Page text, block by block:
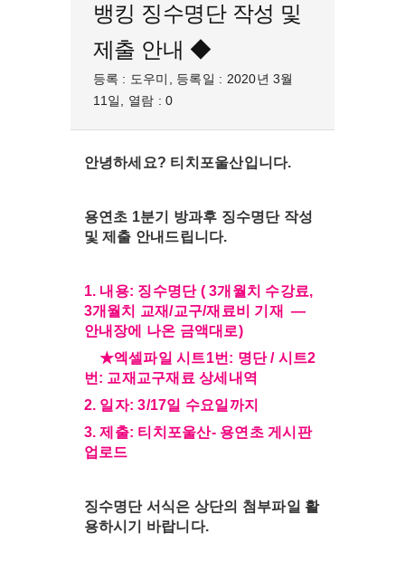
뱅킹 징수명단 작성 및
제출 안내 ◆
등록 : 도우미, 등록일 : 2020년 3월
11일, 열람 : 0
안녕하세요? 티치포울산입니다.
용연초 1분기 방과후 징수명단 작성
및 제출 안내드립니다.
1. 내용: 징수명단 ( 3개월치 수강료,
3개월치 교재/교구/재료비 기재 —
안내장에 나온 금액대로)
★엑셀파일 시트1번: 명단 / 시트2
번: 교재교구재료 상세내역
2. 일자: 3/17일 수요일까지
3. 제출: 티치포울산- 용연초 게시판
업로드
징수명단 서식은 상단의 첨부파일 활
용하시기 바랍니다.